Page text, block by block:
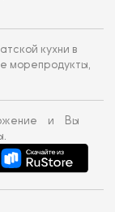
кухни в
морепродукты,
и Вы